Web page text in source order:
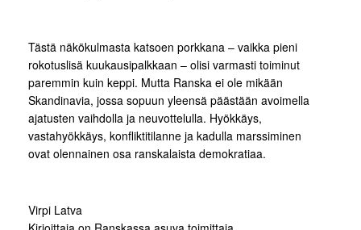
Tästä näkökulmasta katsoen porkkana – vaikka pieni
rokotuslisä kuukausipalkkaan – olisi varmasti toiminut
paremmin kuin keppi. Mutta Ranska ei ole mikään
Skandinavia, jossa sopuun yleensä päästään avoimella
ajatusten vaihdolla ja neuvottelulla. Hyökkäys,
vastahyökkäys, konfliktitilanne ja kadulla marssiminen
ovat olennainen osa ranskalaista demokratiaa.
Virpi Latva